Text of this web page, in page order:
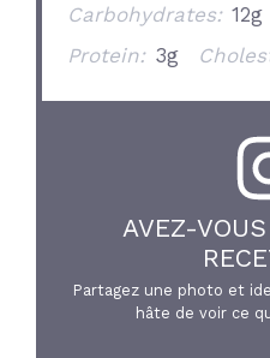
Carbohydrates: 12g
Protein: 3g
AVEZ-
Partagez une photo et
hâte de voir ce